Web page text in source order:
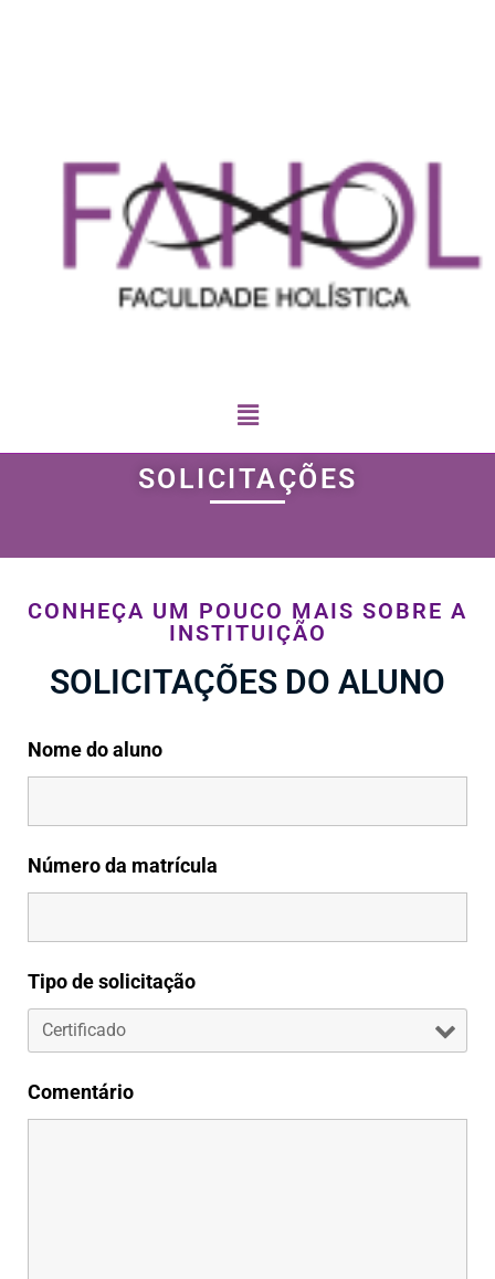
SOLICITAÇÕES
CONHEÇA UM POUCO MAIS SOBRE A
INSTITUIÇÃO
SOLICITAÇÕES DO ALUNO
Nome do aluno
Número da matrícula
Tipo de solicitação
Comentário